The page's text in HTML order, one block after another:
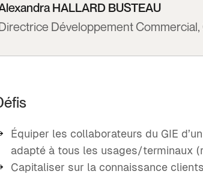
HALLARD BUSTEAU
Développement
Équiper les collaborateurs du GIE
adapté à tous les usages/terminaux
Capitaliser sur la connaissance